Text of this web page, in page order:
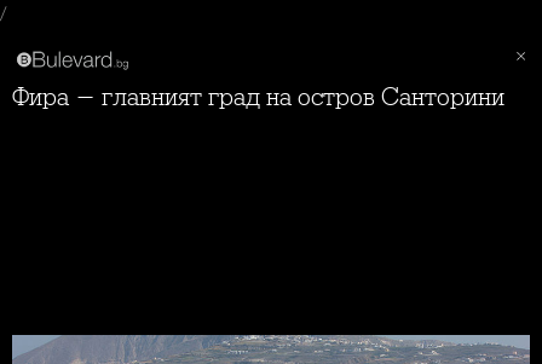
/
Фира - главният град на остров Санторини